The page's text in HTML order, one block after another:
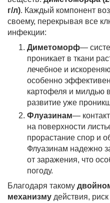
г/л). Каждый компонент
своему, перекрывая все
инфекции:
Диметоморф—
проникает в ткани
лечебное и
особенно
картофеля и милдью
развитие уже
Флуазинам—
на поверхности
прорастание спор и
Флуазинам надежно
от заражения, что
погоду.
Благодаря такому
механизму действия,